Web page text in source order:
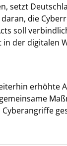
setzt
die
soll
der digitalen
erhöhte